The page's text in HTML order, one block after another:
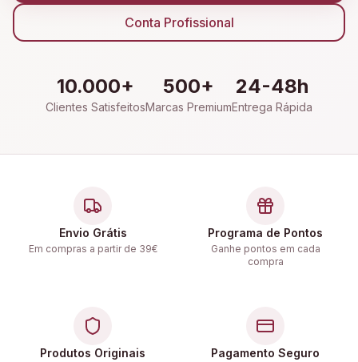
Conta Profissional
10.000+
Clientes Satisfeitos
500+
Marcas Premium
24-48h
Entrega Rápida
Envio Grátis
Em compras a partir de 39€
Programa de Pontos
Ganhe pontos em cada
compra
Produtos Originais Pagamento Seguro